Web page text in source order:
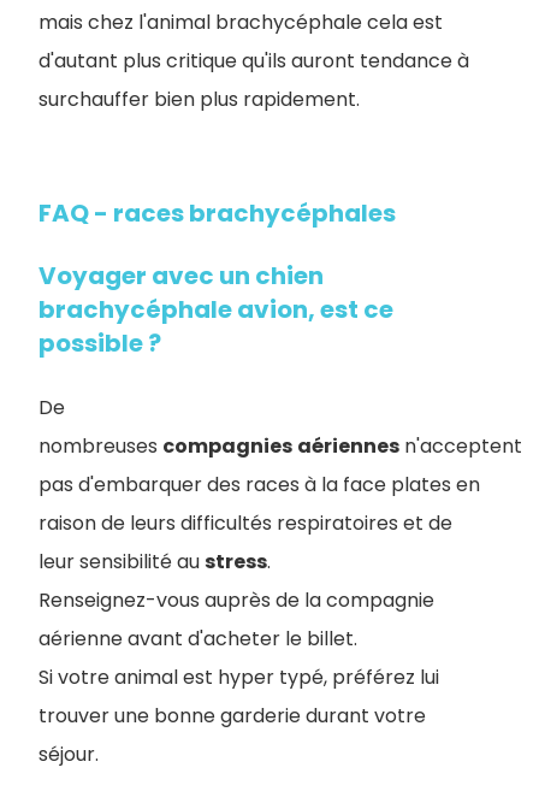
mais chez l'animal brachycéphale cela est
d'autant plus critique qu'ils auront tendance à
surchauffer bien plus rapidement.
FAQ - races brachycéphales
Voyager avec un chien
brachycéphale avion, est ce
possible ?
De
nombreuses compagnies aériennes n'acceptent
pas d'embarquer des races à la face plates en
raison de leurs difficultés respiratoires et de
leur sensibilité austress.
Renseignez-vous auprès de la compagnie
aérienne avant d'acheter le billet.
Si votre animal est hyper typé, préférez lui
trouver une bonne garderie durant votre
séjour.